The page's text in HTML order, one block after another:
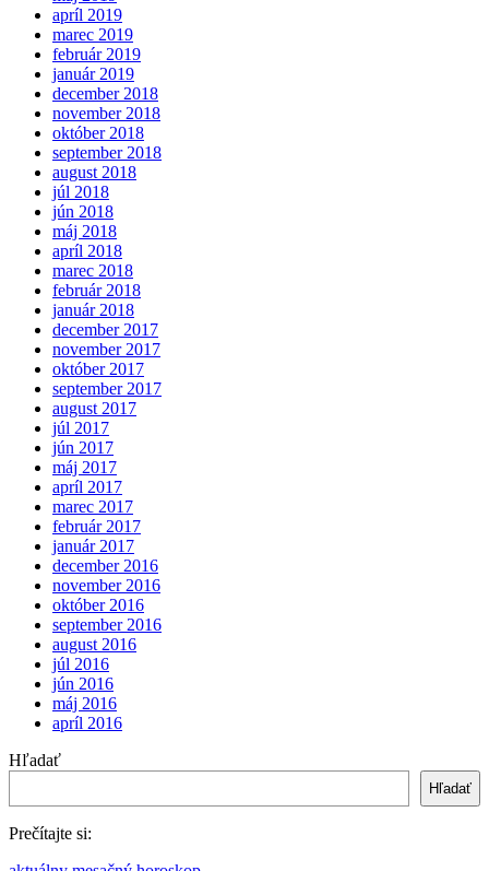
apríl 2019
marec 2019
február 2019
január 2019
december 2018
november 2018
október 2018
september 2018
august 2018
júl 2018
jún 2018
máj 2018
apríl 2018
marec 2018
február 2018
január 2018
december 2017
november 2017
október 2017
september 2017
august 2017
júl 2017
jún 2017
máj 2017
apríl 2017
marec 2017
február 2017
január 2017
december 2016
november 2016
október 2016
september 2016
august 2016
júl 2016
jún 2016
máj 2016
apríl 2016
Hľadať
Hľadať
Prečítajte si: